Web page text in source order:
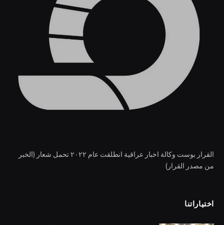
القرار بوست وكالة اخبار عراقية انطلقت عام ٢٠٢٢ تحمل شعار (الخبر
من مصدر القرار)
اختياراتنا